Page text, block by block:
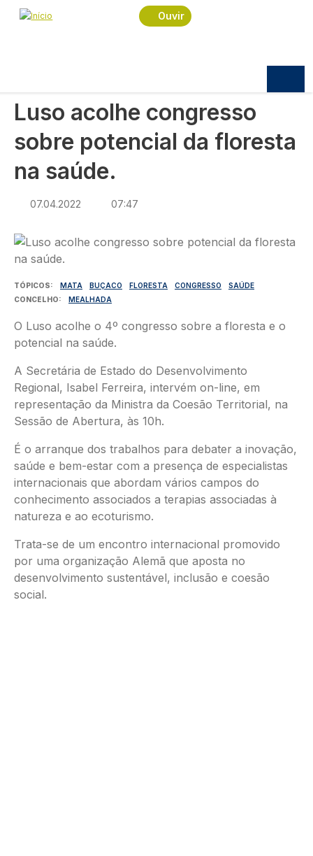
Passar para o conteúdo principal
Ouvir
Navegação estrutural
Início
Sociedade
Luso acolhe congresso sobre potencial da
Luso acolhe congresso
sobre potencial da floresta
na saúde.
07.04.2022 07:47
Imagem
TÓPICOS MATA BUÇACO FLORESTA CONGRESSO
SAÚDE
CONCELHO
MEALHADA
O Luso acolhe o 4º congresso sobre a floresta e o
potencial na saúde.
A Secretária de Estado do Desenvolvimento
Regional, Isabel Ferreira, intervém on-line, em
representação da Ministra da Coesão Territorial, na
Sessão de Abertura, às 10h.
É o arranque dos trabalhos para debater a inovação,
saúde e bem-estar com a presença de especialistas
internacionais que abordam vários campos do
conhecimento associados a terapias associadas à
natureza e ao ecoturismo.
Trata-se de um encontro internacional promovido
por uma organização Alemã que aposta no
desenvolvimento sustentável, inclusão e coesão
social.